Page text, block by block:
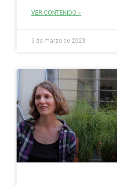
VER CONTENIDO »
6 de marzo de 2023